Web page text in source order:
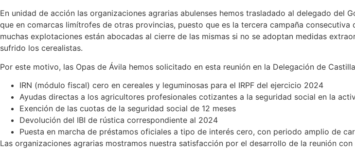
En unidad de acción las organizaciones agrarias abulenses hemos trasladado al delegado del
que en comarcas limítrofes de otras provincias, puesto que es la tercera campaña
muchas explotaciones están abocadas al cierre de las mismas si no se adoptan medidas
sufrido los cerealistas.
Por este motivo, las Opas de Ávila hemos solicitado en esta reunión en la Delegación de
IRN (módulo fiscal) cero en cereales y leguminosas para el IRPF del ejercicio 2024
Ayudas directas a los agricultores profesionales cotizantes a la seguridad social en la
Exención de las cuotas de la seguridad social de 12 meses
Devolución del IBI de rústica correspondiente al 2024
Puesta en marcha de préstamos oficiales a tipo de interés cero, con periodo amplio de
Las organizaciones agrarias mostramos nuestra satisfacción por el desarrollo de la reunión